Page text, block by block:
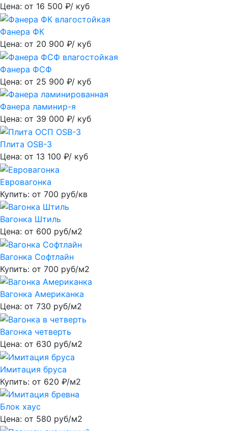
Цена: от 16 500 ₽/ куб
Фанера ФК
Цена: от 20 900 ₽/ куб
Фанера ФСФ
Цена: от 25 900 ₽/ куб
Фанера ламинир-я
Цена: от 39 000 ₽/ куб
Плита OSB-3
Цена: от 13 100 ₽/ куб
Евровагонка
Купить: от 700 руб/кв
Вагонка Штиль
Цена: от 600 руб/м2
Вагонка Софтлайн
Купить: от 700 руб/м2
Вагонка Американка
Цена: от 730 руб/м2
Вагонка четверть
Цена: от 630 руб/м2
Имитация бруса
Купить: от 620 ₽/м2
Блок хаус
Цена: от 580 руб/м2